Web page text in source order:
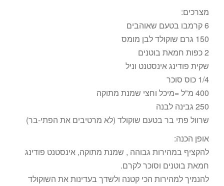
מצרכים:
6 קרמבו בטעם שאוהבים
150 גרם שוקולד לבן מומס
2 כפות חמאת בוטנים
שקית פודינג אינסטנט וניל
1/4 כוס סוכר
400 מ"ל =מיכל וחצי שמנת מתוקה
250 גבינה לבנה
שרוול פתי בר בטעם שוקולד (לא מרטיבים את הפתי-בר)
אופן הכנה:
להקציף במהירות גבוהה , שמנת מתוקה, אינסטנט פודינג
חמאת בוטנים וסוכר לקרם.
להנמיך למהירות הכי קטנה ולשדך בעדינות את השוקולד